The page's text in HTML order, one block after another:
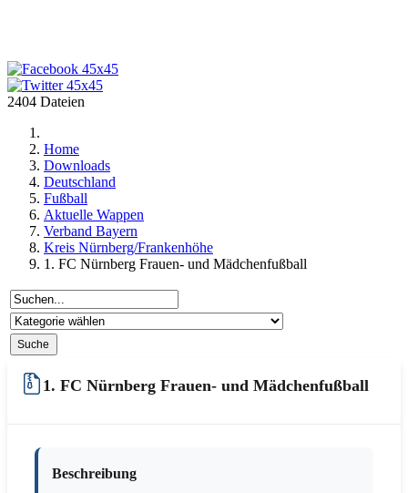
2404 Dateien
Home
Downloads
Deutschland
Fußball
Aktuelle Wappen
Verband Bayern
Kreis Nürnberg/Frankenhöhe
1. FC Nürnberg Frauen- und Mädchenfußball
1. FC Nürnberg Frauen- und Mädchenfußball
Beschreibung